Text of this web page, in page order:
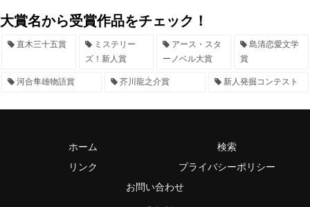
大賞名から受賞作品をチェック！
直木三十五賞
ミステリー
ズ！新人賞
アース・スタ
ーノベル大賞
島清恋愛文学
賞
河合隼雄物語賞 芥川龍之介賞 新人発掘コンテスト
ホーム
検索
リンク
プライバシーポリシー
お問い合わせ